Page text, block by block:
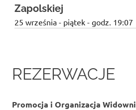
Zapolskiej
25 września - piątek - godz. 19:07
REZERWACJE
Promocja i Organizacja Widowni